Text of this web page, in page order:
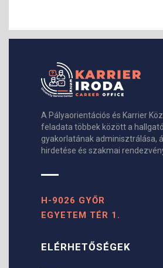
A Pályaorientációs és Karrier
feladata többek között a
gyakorlatának adminisztrálása,
hirdetése és szakmai
H-9026 GYŐR
EGYETEM TÉR 1.
ELÉRHETŐSÉGEK